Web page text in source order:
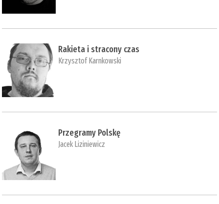
Rakieta i stracony czas
Krzysztof Karnkowski
Przegramy Polskę
Jacek Liziniewicz